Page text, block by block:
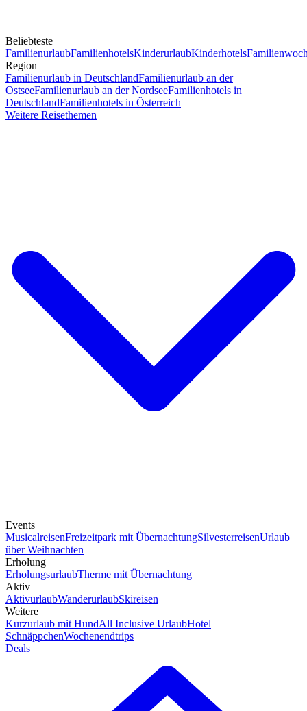
Beliebteste
FamilienurlaubFamilienhotelsKinderurlaubKinderhotels
Region
Familienurlaub in DeutschlandFamilienurlaub an der
OstseeFamilienurlaub an der NordseeFamilienhotels in
DeutschlandFamilienhotels in Österreich
Weitere Reisethemen
Events
MusicalreisenFreizeitpark mit ÜbernachtungSilvesterreisenUrlaub
über Weihnachten
Erholung
ErholungsurlaubTherme mit Übernachtung
Aktiv
AktivurlaubWanderurlaubSkireisen
Weitere
Kurzurlaub mit HundAll Inclusive UrlaubHotel
SchnäppchenWochenendtrips
Deals